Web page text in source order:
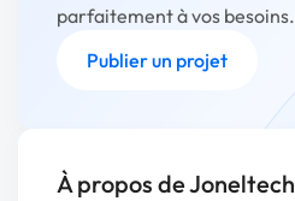
parfaitement à vos besoins.
Publier un projet
À propos de Joneltech